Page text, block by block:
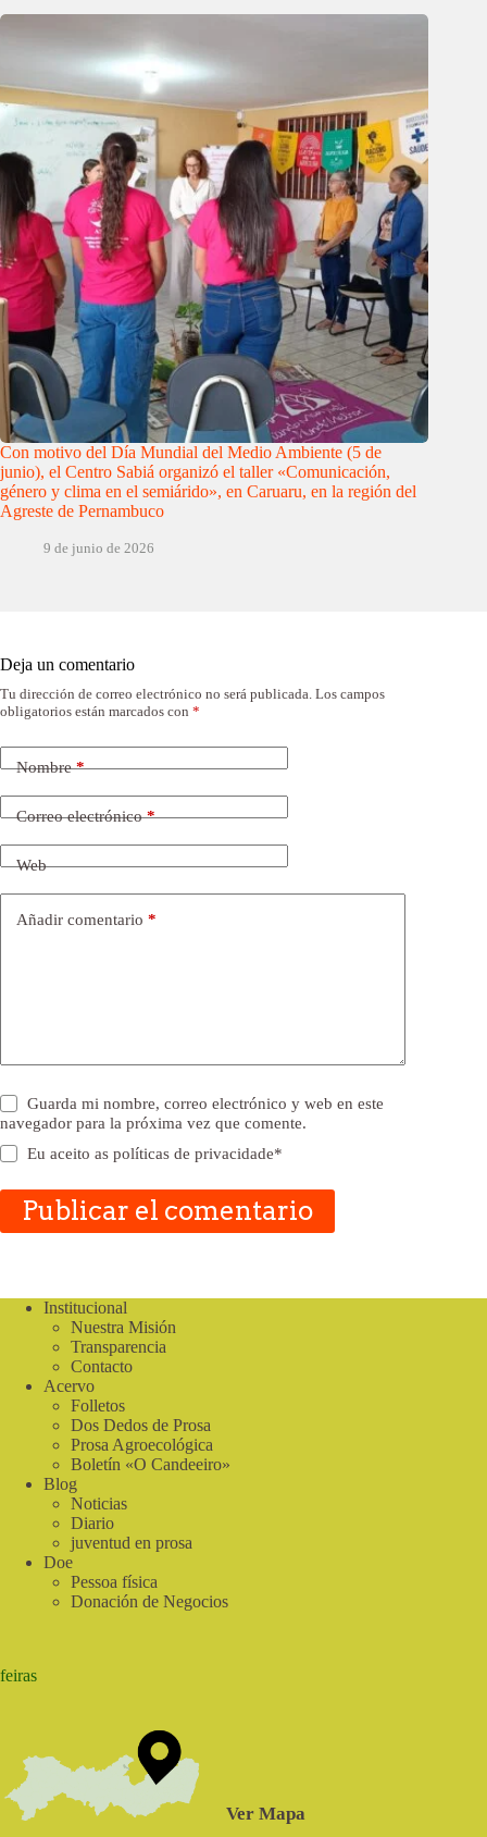
Con motivo del Día Mundial del Medio Ambiente (5 de
junio), el Centro Sabiá organizó el taller «Comunicación,
género y clima en el semiárido», en Caruaru, en la región del
Agreste de Pernambuco
9 de junio de 2026
Deja un comentario
Tu dirección de correo electrónico no será publicada. Los campos
obligatorios están marcados con *
Nombre*
Correo electrónico*
Web
Añadir comentario *
Guarda mi nombre, correo electrónico y web en este
navegador para la próxima vez que comente.
Eu aceito aspolíticas de privacidade*
Publicar el comentario
Institucional
Nuestra Misión
Transparencia
Contacto
Acervo
Folletos
Dos Dedos de Prosa
Prosa Agroecológica
Boletín «O Candeeiro»
Blog
Noticias
Diario
juventud en prosa
Doe
Pessoa física
Donación de Negocios
feiras
Ver Mapa